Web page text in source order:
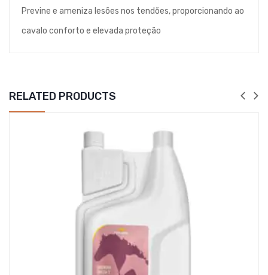
Previne e ameniza lesões nos tendões, proporcionando ao
cavalo conforto e elevada proteção
RELATED PRODUCTS